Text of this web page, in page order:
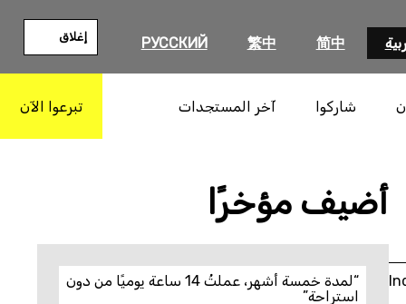
简中
繁中
РУССКИЙ إغلاق
شاركوا آخر المستجدات تبرعوا الآن
أضيف مؤخرًا
“لمدة خمسة أشهر، عملتُ 14 ساعة يوميًا من دون
استراحة”